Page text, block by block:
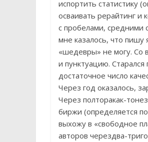
испортить статистику
осваивать рерайтинг и
с пробелами, средними
мне казалось, что пишу
«шедевры» не могу. Со
и пунктуацию.
достаточное число
Через год оказалось,
Через полторакак-
биржи (определяется
выхожу в «свободное
авторов черездва-